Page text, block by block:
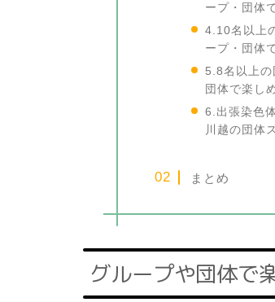
ープ・団体
4.10名以上
ープ・団体
5.8名以上の
団体で楽し
6.出張染色
川越の団体
まとめ
グループや団体で